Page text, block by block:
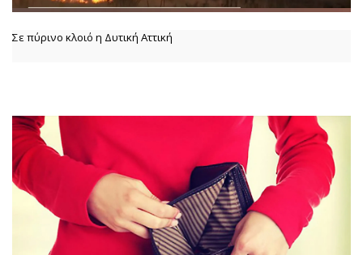
Σε πύρινο κλοιό η Δυτική Αττική